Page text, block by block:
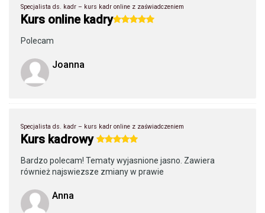
Specjalista ds. kadr – kurs kadr online z zaświadczeniem
Kurs online kadry
Polecam
Joanna
Specjalista ds. kadr – kurs kadr online z zaświadczeniem
Kurs kadrowy
Bardzo polecam! Tematy wyjasnione jasno. Zawiera
również najswiezsze zmiany w prawie
Anna